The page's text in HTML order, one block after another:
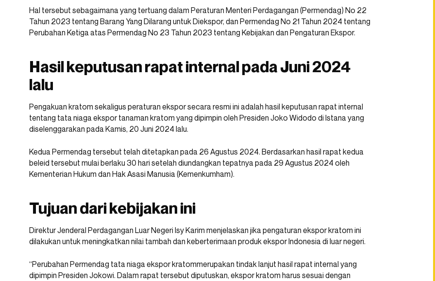
Hal tersebut sebagaimana yang tertuang dalam Peraturan Menteri Perdagangan (Permendag) No 22
Tahun 2023 tentang Barang Yang Dilarang untuk Diekspor, dan Permendag No 21 Tahun 2024 tentang
Perubahan Ketiga atas Permendag No 23 Tahun 2023 tentang Kebijakan dan Pengaturan Ekspor.
Hasil keputusan rapat internal pada Juni 2024
lalu
Pengakuan kratom sekaligus peraturan ekspor secara resmi ini adalah hasil keputusan rapat internal
tentang tata niaga ekspor tanaman kratom yang dipimpin oleh Presiden Joko Widodo di Istana yang
diselenggarakan pada Kamis, 20 Juni 2024 lalu.
Kedua Permendag tersebut telah ditetapkan pada 26 Agustus 2024. Berdasarkan hasil rapat kedua
beleid tersebut mulai berlaku 30 hari setelah diundangkan tepatnya pada 29 Agustus 2024 oleh
Kementerian Hukum dan Hak Asasi Manusia (Kemenkumham).
Tujuan dari kebijakan ini
Direktur Jenderal Perdagangan Luar Negeri Isy Karim menjelaskan jika pengaturan ekspor kratom ini
dilakukan untuk meningkatkan nilai tambah dan keberterimaan produk ekspor Indonesia di luar negeri.
“Perubahan Permendag tata niaga ekspor kratommerupakan tindak lanjut hasil rapat internal yang
dipimpin Presiden Jokowi. Dalam rapat tersebut diputuskan, ekspor kratom harus sesuai dengan